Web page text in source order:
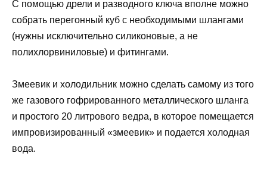
С помощью дрели и разводного ключа вполне можно
собрать перегонный куб с необходимыми шлангами
(нужны исключительно силиконовые, а не
полихлорвиниловые) и фитингами.
Змеевик и холодильник можно сделать самому из того
же газового гофрированного металлического шланга
и простого 20 литрового ведра, в которое помещается
импровизированный «змеевик» и подается холодная
вода.